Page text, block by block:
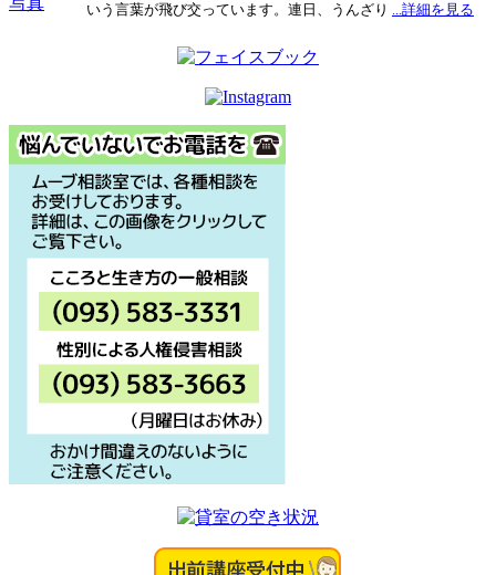
いう言葉が飛び交っています。連日、うんざり ...詳細を見る